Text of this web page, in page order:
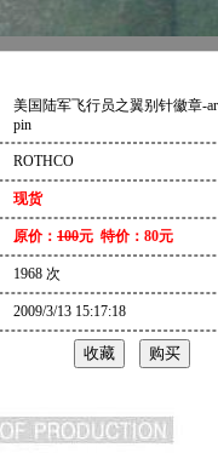
美国陆军飞行员之翼别针徽章-
pin
ROTHCO
现货
原价： 100元 特价：80元
1968 次
2009/3/13 15:17:18